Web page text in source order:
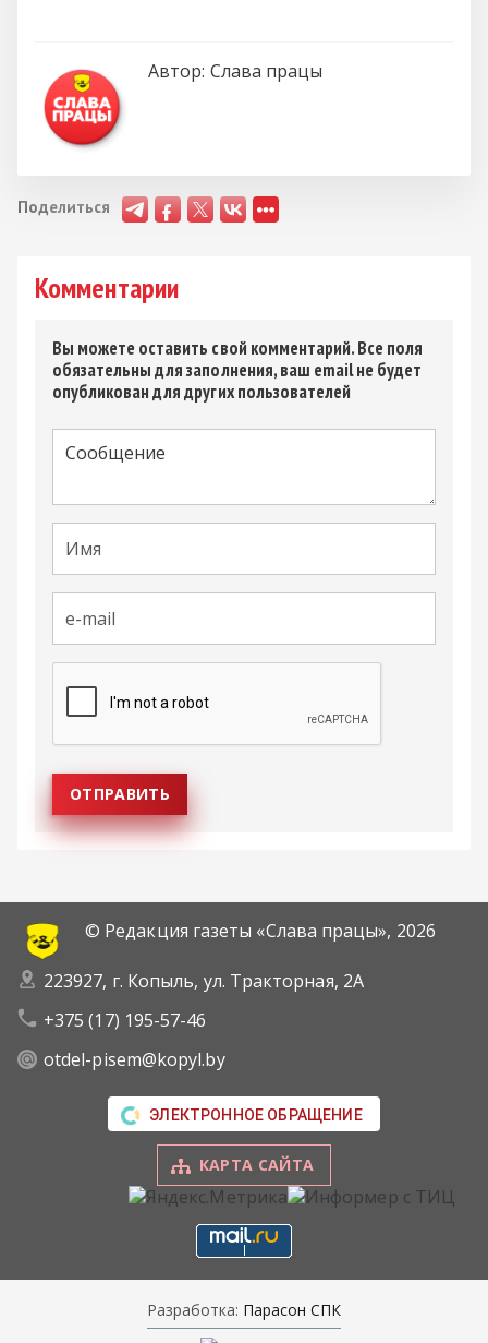
Автор: Слава працы
Поделиться
Комментарии
Вы можете оставить свой комментарий. Все поля
обязательны для заполнения, ваш email не будет
опубликован для других пользователей
© Редакция газеты «Слава працы», 2026
223927, г. Копыль, ул. Тракторная, 2А
+375 (17) 195-57-46
otdel-pisem@kopyl.by
ЭЛЕКТРОННОЕ ОБРАЩЕНИЕ
КАРТА САЙТА
Разработка: Парасон СПК